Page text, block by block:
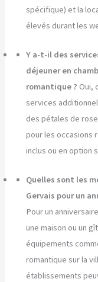
spécifique) et la
élevés durant les
Y a-t-il des
déjeuner en
romantique ? Oui,
services
des pétales de
pour les occasions
inclus ou en option
Quelles sont les
Gervais pour un
Pour un
une maison ou un
équipements
romantique sur la
établissements